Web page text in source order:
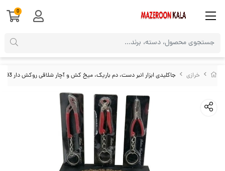
خرازی جاکلیدی ابزار انبر دست، دم باریک، میخ کش و آچار شلاقی روکش دار HSK-093
0